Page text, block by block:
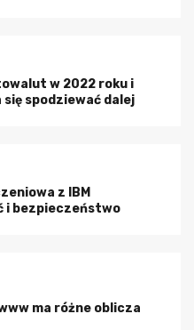
w 2022 roku i
się spodziewać dalej
z IBM
i bezpieczeństwo
ma różne oblicza